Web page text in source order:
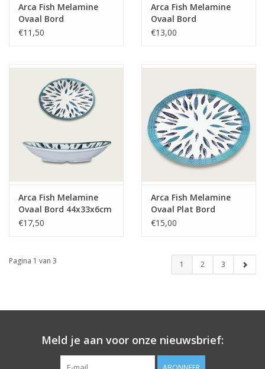
Arca Fish Melamine
Ovaal Bord
28x23xH5cm
€11,50
Arca Fish Melamine
Ovaal Bord
36x28x5,5cm
€13,00
Arca Fish Melamine
Ovaal Bord 44x33x6cm
€17,50
Arca Fish Melamine
Ovaal Plat Bord
40x30cm
€15,00
Pagina 1 van 3 1 2 3
Meld je aan voor onze nieuwsbrief: